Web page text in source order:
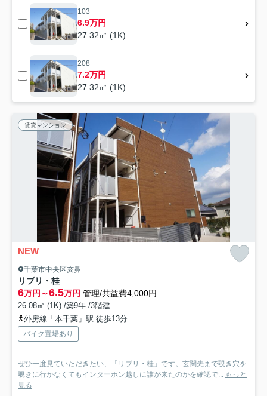
103
6.9万円
27.32㎡ (1K)
208
7.2万円
27.32㎡ (1K)
賃貸マンション
NEW
千葉市中央区亥鼻
リブリ・桂
6万円～6.5万円 管理/共益費4,000円
26.08㎡ (1K) /築9年 /3階建
外房線「本千葉」駅 徒歩13分
バイク置場あり
ぜひ一度見ていただきたい、「リブリ・桂」です。玄関先まで覗き穴を
覗きに行かなくてもインターホン越しに誰が来たのかを確認で... もっと
見る